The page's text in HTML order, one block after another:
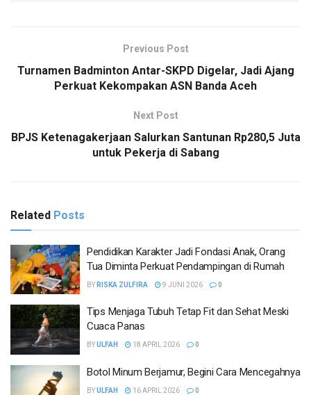
Previous Post
Turnamen Badminton Antar-SKPD Digelar, Jadi Ajang
Perkuat Kekompakan ASN Banda Aceh
Next Post
BPJS Ketenagakerjaan Salurkan Santunan Rp280,5 Juta
untuk Pekerja di Sabang
Related Posts
Pendidikan Karakter Jadi Fondasi Anak, Orang
Tua Diminta Perkuat Pendampingan di Rumah
BY RISKA ZULFIRA 9 JUNI 2026 0
Tips Menjaga Tubuh Tetap Fit dan Sehat Meski
Cuaca Panas
BYULFAH 18 APRIL 2026 0
Botol Minum Berjamur, Begini Cara Mencegahnya
BYULFAH 16 APRIL 2026 0